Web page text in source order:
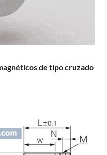
de tipo cruzado